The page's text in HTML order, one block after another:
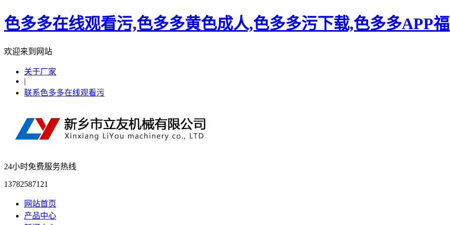
色多多在线观看污,色多多黄色成人,色多多污下载,色多多APP
欢迎来到网站
关于厂家
|
联系色多多在线观看污
24小时免费服务热线
13782587121
网站首页
产品中心